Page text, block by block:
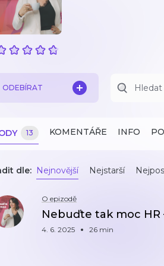
ODEBÍRAT
13 KOMENTÁŘE INFO
dle: Nejnovější Nejstarší
O epizodě
Nebuďte tak moc HR
4. 6. 2025 26 min